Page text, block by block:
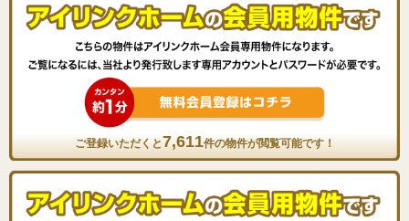
ご登録いただくと7,611件の物件が閲覧可能です！